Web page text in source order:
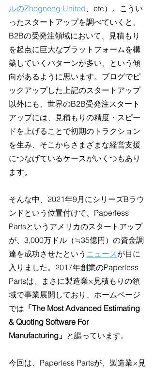
ルのZhogneng United、etc）。こうい
ったスタートアップを調べていくと、
B2Bの受発注領域において、見積もり
を起点に巨大なプラットフォームを構
築していくパターンが多い、という傾
向があるように思います。ブログでピ
ックアップした上記のスタートアップ
以外にも、世界のB2B受発注スタート
アップには、見積もりの精度・スピー
ドを上げることで初期のトラクション
を生み、そこからさまざまな経営支援
につなげているケースがいくつもあり
ます。
そんな中、2021年9月にシリーズBラウ
ンドという位置付けで、Paperless
Partsというアメリカのスタートアップ
が、3,000万ドル（≒35億円）の資金調
達を成功させたという ニュースが目に
入りました。2017年創業のPaperless
Partsは、まさに製造業×見積もりの領
域で事業展開しており、ホームページ
では 「The Most Advanced Estimating
& Quoting Software For
Manufacturing」 と謳っています。
今回は、Paperless Partsが、製造業×見